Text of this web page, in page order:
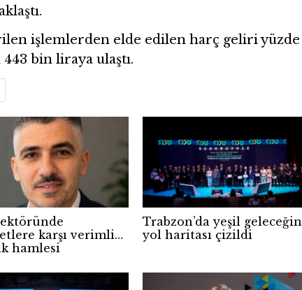
işlemlerden elde edilen harç geliri yüzde
bin liraya ulaştı.
karşı verimli
hamlesi
Trabzon’da yeşil geleceğin
yol haritası çizildi